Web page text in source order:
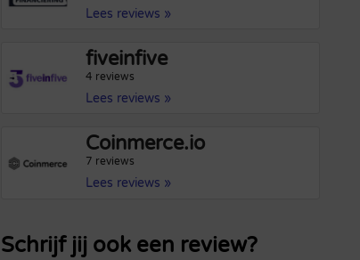
Lees reviews »
fiveinfive
4 reviews
Lees reviews »
Coinmerce.io
7 reviews
Lees reviews »
Schrijf jij ook een review?